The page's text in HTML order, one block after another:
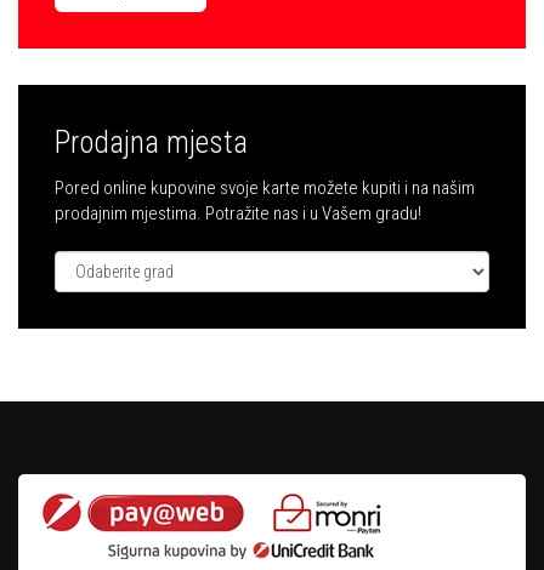
Prodajna mjesta
Pored online kupovine svoje karte možete kupiti i na našim
prodajnim mjestima. Potražite nas i u Vašem gradu!